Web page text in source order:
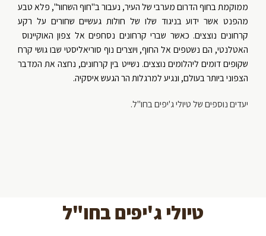
ממוקמת בחוף הדרום מערבי של העיר, נעבור ב"חוף השחור", פלא טבע
מהפנט אשר ידוע בניגוד שלו של חולות געשיים שחורים על רקע
קרחונים נוצצים. כאשר שברי קרחונים נסחפים אל צפון האוקיינוס ​​
האטלנטי, הם נשטפים אל החוף, ויוצרים נוף סוריאליסטי שבו גושי קרח
שקופים דומים ליהלומים נוצצים. נשייט בין קרחונים, נחצה את המדבר
הצפוני ביותר בעולם, ונגיע למרגלות הר הגעש איסקיה.
יעדים נוספים של טיולי ג'יפים בחו"ל.
טיולי ג'יפים בחו"ל